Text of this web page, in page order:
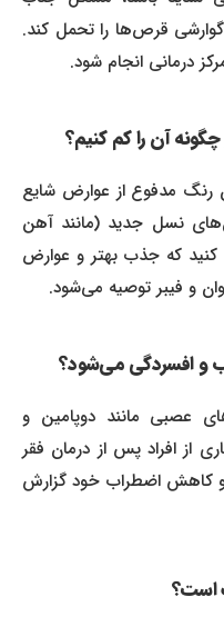
قرص‌ها را تحمل کند.
درمانی انجام شود.
آن را کم کنیم؟
مدفوع از عوارض شایع
نسل جدید (مانند آهن
که جذب بهتر و عوارض
و فیبر توصیه می‌شود.
و افسردگی می‌شود؟
عصبی مانند دوپامین و
افراد پس از درمان فقر
اضطراب خود گزارش